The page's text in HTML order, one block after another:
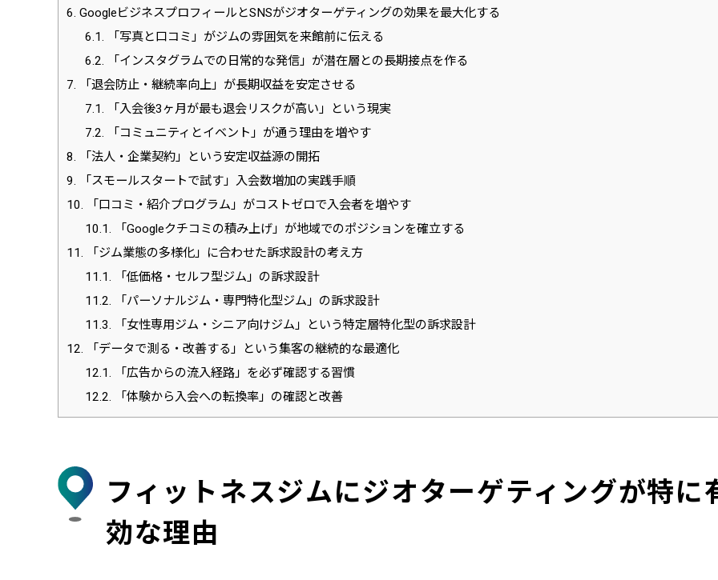
6. GoogleビジネスプロフィールとSNSがジオターゲティングの効果を最大化する
6.1. 「写真と口コミ」がジムの雰囲気を来館前に伝える
6.2. 「インスタグラムでの日常的な発信」が潜在層との長期接点を作る
7. 「退会防止・継続率向上」が長期収益を安定させる
7.1. 「入会後3ヶ月が最も退会リスクが高い」という現実
7.2. 「コミュニティとイベント」が通う理由を増やす
8. 「法人・企業契約」という安定収益源の開拓
9. 「スモールスタートで試す」入会数増加の実践手順
10. 「口コミ・紹介プログラム」がコストゼロで入会者を増やす
10.1. 「Googleクチコミの積み上げ」が地域でのポジションを確立する
11. 「ジム業態の多様化」に合わせた訴求設計の考え方
11.1. 「低価格・セルフ型ジム」の訴求設計
11.2. 「パーソナルジム・専門特化型ジム」の訴求設計
11.3. 「女性専用ジム・シニア向けジム」という特定層特化型の訴求設計
12. 「データで測る・改善する」という集客の継続的な最適化
12.1. 「広告からの流入経路」を必ず確認する習慣
12.2. 「体験から入会への転換率」の確認と改善
フィットネスジムにジオターゲティングが特に
効な理由